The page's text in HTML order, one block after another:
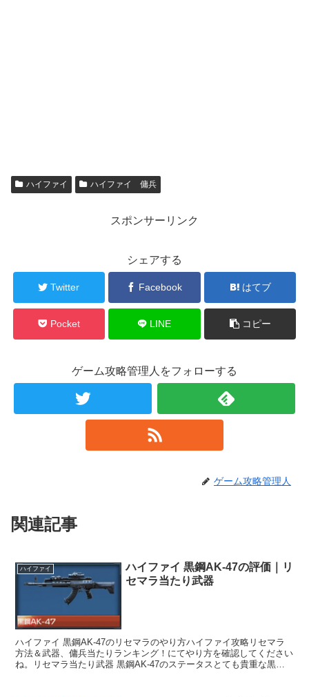
ハイファイ ハイファイ 傭兵
スポンサーリンク
シェアする
Twitter Facebook はてブ
Pocket LINE コピー
ゲーム攻略管理人をフォローする
ゲーム攻略管理人
関連記事
ハイファイ
ハイファイ 黒鋼AK-47の評価｜リ
セマラ当たり武器
ハイファイ 黒鋼AK-47のリセマラのやり方ハイファイ攻略リセマラ
方法＆武器、傭兵当たりランキング！にてやり方を確認してください
ね。リセマラ当たり武器 黒鋼AK-47のステータスとても貴重な黒い